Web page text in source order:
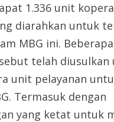
1.336 unit
diarahkan untuk
MBG ini.
telah diusulkan
unit pelayanan
Termasuk dengan
yang ketat untuk